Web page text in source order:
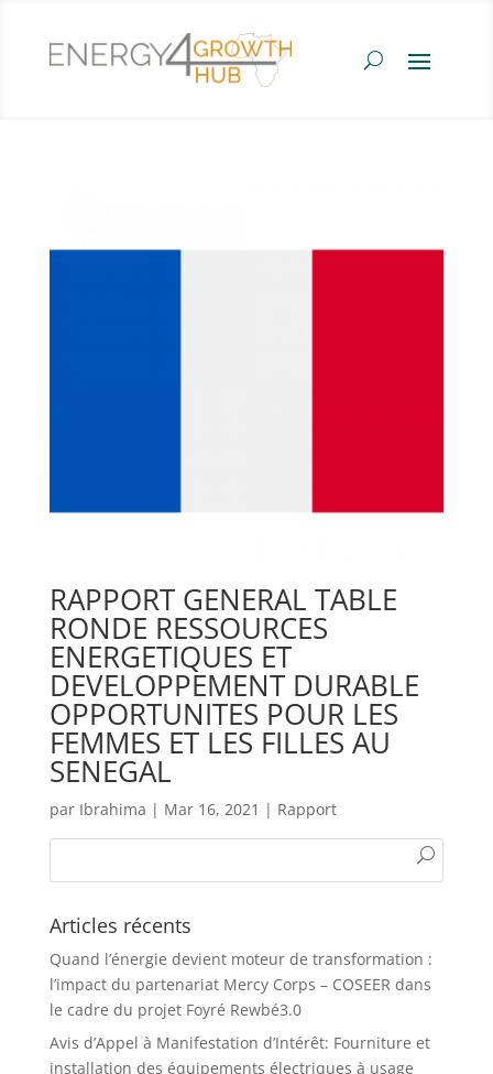
RAPPORT GENERAL TABLE
RONDE RESSOURCES
ENERGETIQUES ET
DEVELOPPEMENT DURABLE
OPPORTUNITES POUR LES
FEMMES ET LES FILLES AU
SENEGAL
par Ibrahima | Mar 16, 2021 | Rapport
Articles récents
Quand l’énergie devient moteur de transformation :
l’impact du partenariat Mercy Corps – COSEER dans
le cadre du projet Foyré Rewbé3.0
Avis d’Appel à Manifestation d’Intérêt: Fourniture et
installation des équipements électriques à usage